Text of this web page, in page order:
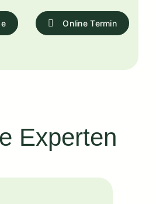
Online Termin
Experten